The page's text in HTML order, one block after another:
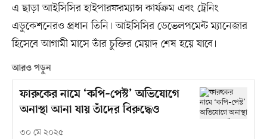
এ ছাড়া আইসিসির হাইপারফরম্যান্স কার্যক্রম এবং ট্রেনিং
এডুকেশনেরও প্রধান তিনি। আইসিসির ডেভেলপমেন্ট ম্যানেজার
হিসেবে আগামী মাসে তাঁর চুক্তির মেয়াদ শেষ হয়ে যাবে।
আরও পড়ুন
ফারুকের নামে ‘কপি–পেস্ট’ অভিযোগে
অনাস্থা আনা যায় তাঁদের বিরুদ্ধেও
৩০ মে ২০২৫